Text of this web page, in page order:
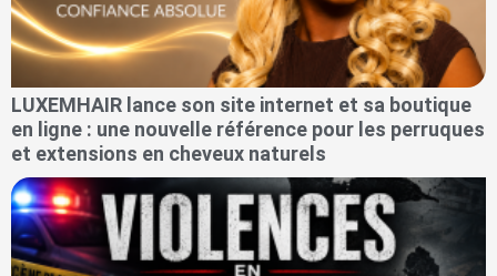
LUXEMHAIR lance son site internet et sa boutique
en ligne : une nouvelle référence pour les perruques
et extensions en cheveux naturels